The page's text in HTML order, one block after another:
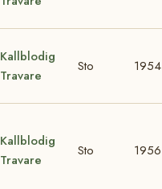
Kallblodig
Travare
Sto 1954
Kallblodig
Travare
Sto 1956